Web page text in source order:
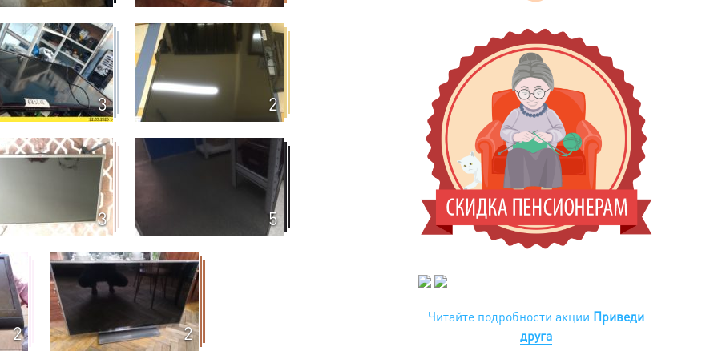
3 2
3 5
2 2
Читайте подробности акции Приведи
друга